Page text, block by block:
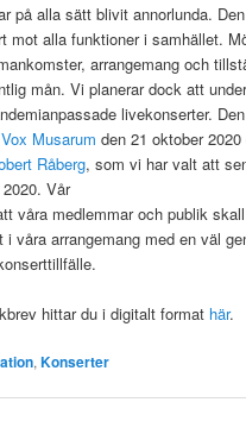
på alla sätt blivit annorlunda.
mot alla funktioner i samhället.
arrangemang och
mån. Vi planerar dock att
livekonserter.
Vox Musarum den 21 oktober 2020
Råberg, som vi har valt att
Vår
våra medlemmar och publik
i våra arrangemang med en väl
hittar du i digitalt format här.
,Konserter